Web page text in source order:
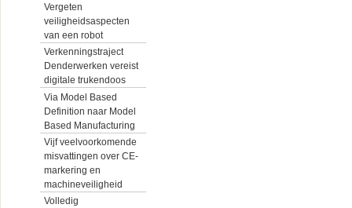
Vergeten
veiligheidsaspecten
van een robot
Verkenningstraject
Denderwerken vereist
digitale trukendoos
Via Model Based
Definition naar Model
Based Manufacturing
Vijf veelvoorkomende
misvattingen over CE-
markering en
machineveiligheid
Volledig